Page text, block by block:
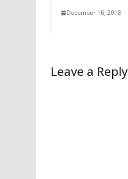
December 16, 2018
Leave a Reply